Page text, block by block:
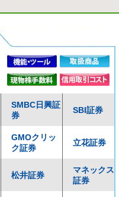
SMBC日興証
券
SBI証券
GMOクリッ
ク証券
立花証券
松井証券
マネックス
証券